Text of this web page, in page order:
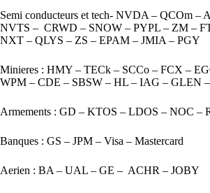
Semi conducteurs et tech- NVDA – QCOm –
NVTS – CRWD – SNOW – PYPL – ZM –
NXT – QLYS – ZS – EPAM – JMIA – PGY
Minieres : HMY – TECk – SCCo – FCX –
WPM – CDE – SBSW – HL – IAG – GLEN
Armements : GD – KTOS – LDOS – NOC –
Banques : GS – JPM – Visa – Mastercard
Aerien : BA – UAL – GE – ACHR – JOBY